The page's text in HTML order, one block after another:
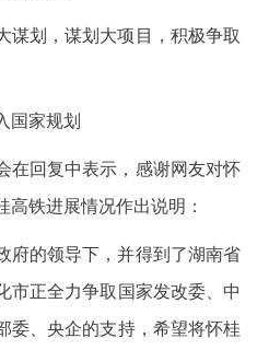
谋划，谋划大项目，积极争取
国家规划
在回复中表示，感谢网友对怀
铁进展情况作出说明：
府的领导下，并得到了湖南省
市正全力争取国家发改委、中
委、央企的支持，希望将怀桂